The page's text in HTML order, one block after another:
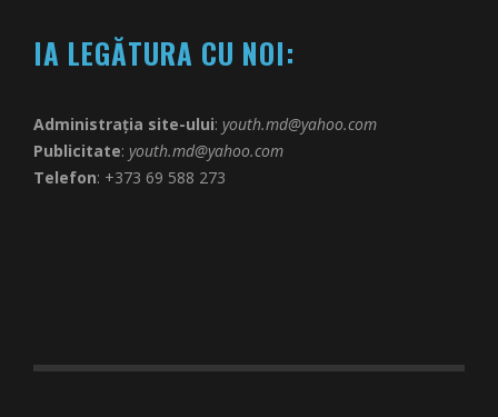
IA LEGĂTURA CU NOI:
Administrația site-ului: youth.md@yahoo.com
Publicitate: youth.md@yahoo.com
Telefon: +373 69 588 273